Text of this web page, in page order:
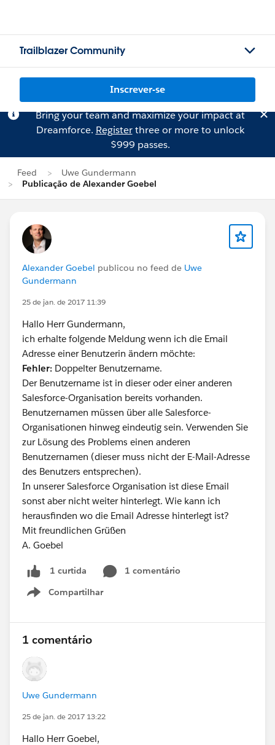
Trailblazer Community
Inscrever-se
Bring your team and maximize your impact at
Dreamforce. Registerthree or more to unlock
$999 passes.
Feed
Uwe Gundermann
Publicação de Alexander Goebel
Alexander Goebel publicou no feed de Uwe
Gundermann
25 de jan. de 2017 11:39
Hallo Herr Gundermann,
ich erhalte folgende Meldung wenn ich die Email
Adresse einer Benutzerin ändern möchte:
Fehler: Doppelter Benutzername.
Der Benutzername ist in dieser oder einer anderen
Salesforce-Organisation bereits vorhanden.
Benutzernamen müssen über alle Salesforce-
Organisationen hinweg eindeutig sein. Verwenden Sie
zur Lösung des Problems einen anderen
Benutzernamen (dieser muss nicht der E-Mail-Adresse
des Benutzers entsprechen).
In unserer Salesforce Organisation ist diese Email
sonst aber nicht weiter hinterlegt. Wie kann ich
herausfinden wo die Email Adresse hinterlegt ist?
Mit freundlichen Grüßen
A. Goebel
1 curtida
1 comentário
Compartilhar
Show menu
1 comentário
Uwe Gundermann
25 de jan. de 2017 13:22
Hallo Herr Goebel,